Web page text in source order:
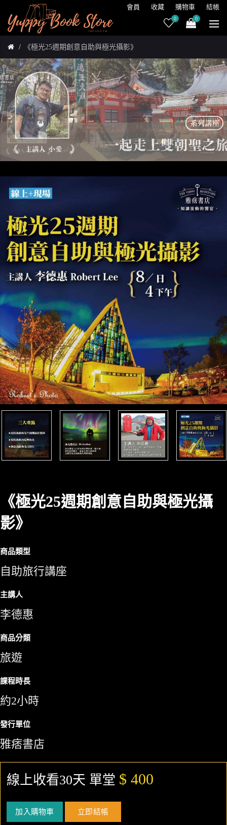
會員 收藏 購物車 結帳
0 0
《極光25週期創意自助與極光攝影》
《極光25週期創意自助與極光攝
影》
商品類型
自助旅行講座
主講人
李德惠
商品分類
旅遊
課程時長
約2小時
發行單位
雅痞書店
線上收看30天 單堂 $ 400
加入購物車 立即結帳